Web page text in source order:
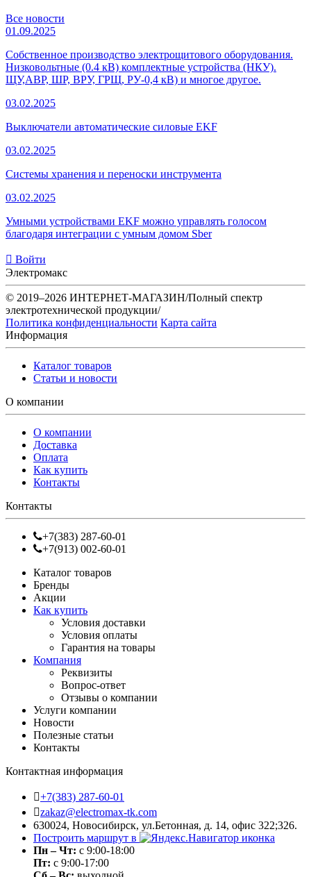
Все новости
01.09.2025
Собственное производство электрощитового оборудования.
Низковольтные (0.4 кВ) комплектные устройства (НКУ).
ЩУ,АВР, ШР, ВРУ, ГРЩ, РУ-0,4 кВ) и многое другое.
03.02.2025
Выключатели автоматические силовые EKF
03.02.2025
Системы хранения и переноски инструмента
03.02.2025
Умными устройствами EKF можно управлять голосом
благодаря интеграции с умным домом Sber
Войти
Электромакс
© 2019–2026 ИНТЕРНЕТ-МАГАЗИН/Полный спектр
электротехнической продукции/
Политика конфиденциальности Карта сайта
Информация
Каталог товаров
Статьи и новости
О компании
О компании
Доставка
Оплата
Как купить
Контакты
Контакты
+7(383) 287-60-01
+7(913) 002-60-01
Каталог товаров
Бренды
Акции
Как купить
Условия доставки
Условия оплаты
Гарантия на товары
Компания
Реквизиты
Вопрос-ответ
Отзывы о компании
Услуги компании
Новости
Полезные статьи
Контакты
Контактная информация
+7(383) 287-60-01
zakaz@electromax-tk.com
630024, Новосибирск, ул.Бетонная, д. 14, офис 322;326.
Построить маршрут в
Пн – Чт: с 9:00-18:00
Пт: с 9:00-17:00